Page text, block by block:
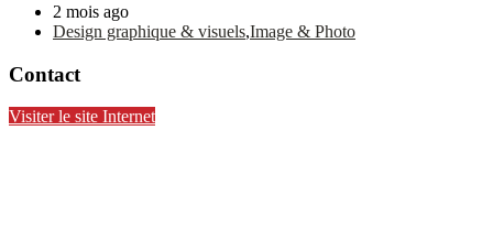
2 mois ago
Design graphique & visuels,Image & Photo
Contact
Visiter le site Internet